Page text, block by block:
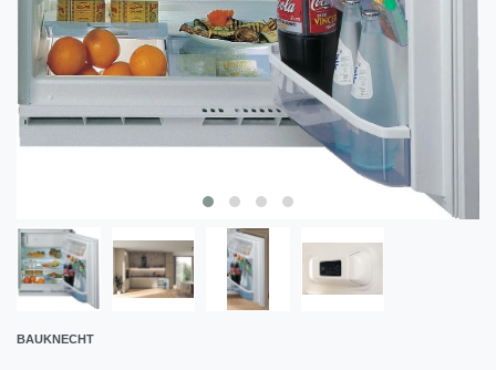
BAUKNECHT